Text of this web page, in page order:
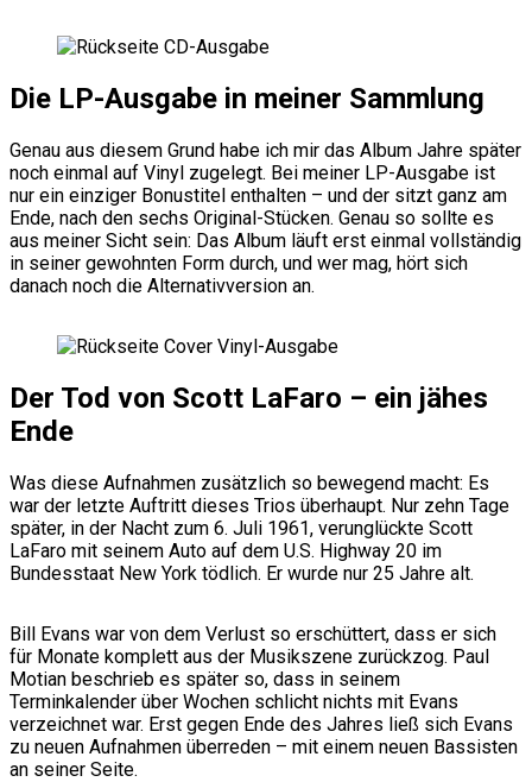
Die LP-Ausgabe in meiner Sammlung
Genau aus diesem Grund habe ich mir das Album Jahre später
noch einmal auf Vinyl zugelegt. Bei meiner LP-Ausgabe ist
nur ein einziger Bonustitel enthalten – und der sitzt ganz am
Ende, nach den sechs Original-Stücken. Genau so sollte es
aus meiner Sicht sein: Das Album läuft erst einmal vollständig
in seiner gewohnten Form durch, und wer mag, hört sich
danach noch die Alternativversion an.
Der Tod von Scott LaFaro – ein jähes
Ende
Was diese Aufnahmen zusätzlich so bewegend macht: Es
war der letzte Auftritt dieses Trios überhaupt. Nur zehn Tage
später, in der Nacht zum 6. Juli 1961, verunglückte Scott
LaFaro mit seinem Auto auf dem U.S. Highway 20 im
Bundesstaat New York tödlich. Er wurde nur 25 Jahre alt.
Bill Evans war von dem Verlust so erschüttert, dass er sich
für Monate komplett aus der Musikszene zurückzog. Paul
Motian beschrieb es später so, dass in seinem
Terminkalender über Wochen schlicht nichts mit Evans
verzeichnet war. Erst gegen Ende des Jahres ließ sich Evans
zu neuen Aufnahmen überreden – mit einem neuen Bassisten
an seiner Seite.